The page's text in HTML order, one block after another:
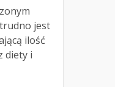
jest
ilość
diety i